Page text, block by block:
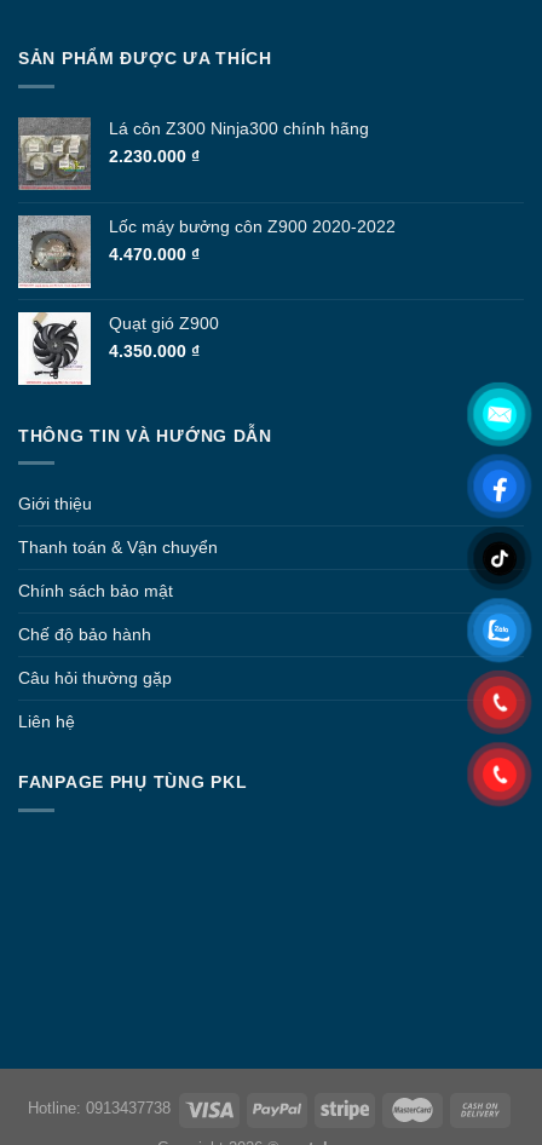
SẢN PHẨM ĐƯỢC ƯA THÍCH
Lá côn Z300 Ninja300 chính hãng
2.230.000 ₫
Lốc máy bưởng côn Z900 2020-2022
4.470.000 ₫
Quạt gió Z900
4.350.000 ₫
THÔNG TIN VÀ HƯỚNG DẪN
Giới thiệu
Thanh toán & Vận chuyển
Chính sách bảo mật
Chế độ bảo hành
Câu hỏi thường gặp
Liên hệ
FANPAGE PHỤ TÙNG PKL
Hotline: 0913437738